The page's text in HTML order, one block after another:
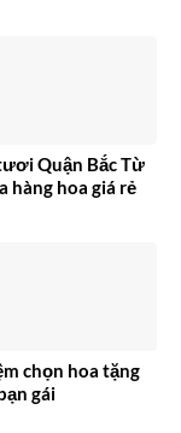
Quận Bắc Từ
hàng hoa giá rẻ
chọn hoa tặng
gái